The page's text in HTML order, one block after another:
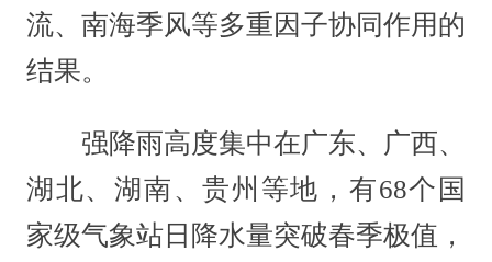
流、南海季风等多重因子协同作用的
结果。
强降雨高度集中在广东、广西、
湖北、湖南、贵州等地，有68个国
家级气象站日降水量突破春季极值，